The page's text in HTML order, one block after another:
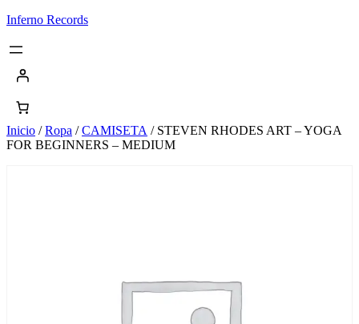
Saltar
contenido
Inferno Records
Inicio /Ropa /CAMISETA / STEVEN RHODES ART – YOGA
FOR BEGINNERS – MEDIUM